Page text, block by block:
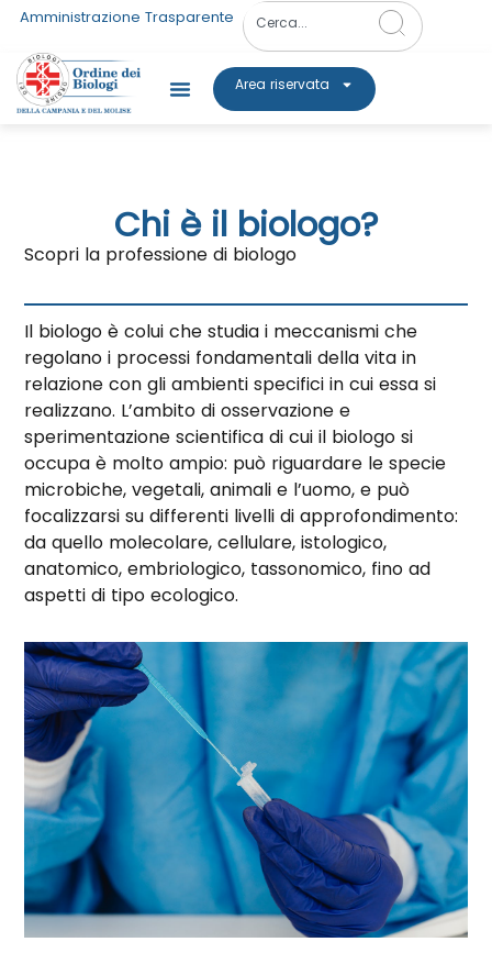
Amministrazione Trasparente
Area riservata
Chi è il biologo?
Scopri la professione di biologo
Il biologo è colui che studia i meccanismi che
regolano i processi fondamentali della vita in
relazione con gli ambienti specifici in cui essa si
realizzano. L’ambito di osservazione e
sperimentazione scientifica di cui il biologo si
occupa è molto ampio: può riguardare le specie
microbiche, vegetali, animali e l’uomo, e può
focalizzarsi su differenti livelli di approfondimento:
da quello molecolare, cellulare, istologico,
anatomico, embriologico, tassonomico, fino ad
aspetti di tipo ecologico.